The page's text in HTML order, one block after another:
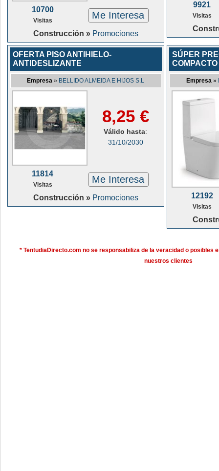
10700
Visitas Me Interesa
Construcción » Promociones
9921
Visitas
OFERTA PISO ANTIHIELO-
ANTIDESLIZANTE
Empresa » BELLIDO ALMEIDA E HIJOS S.L
8,25 €
Válido hasta:
31/10/2030
11814
Visitas Me Interesa
Construcción » Promociones
SÚPER
Empresa »
12192
Visitas
* TentudiaDirecto.com no se responsabiliza de la veracidad o posibles
nuestros clientes